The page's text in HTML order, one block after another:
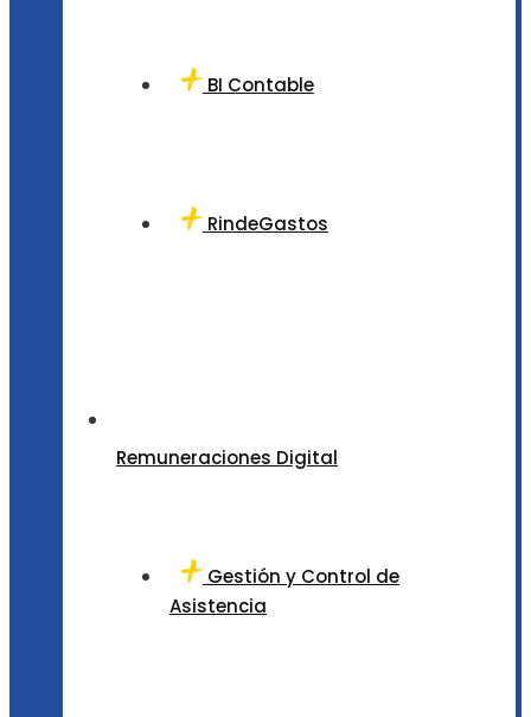
BI Contable
RindeGastos
Remuneraciones Digital
Gestión y Control de
Asistencia